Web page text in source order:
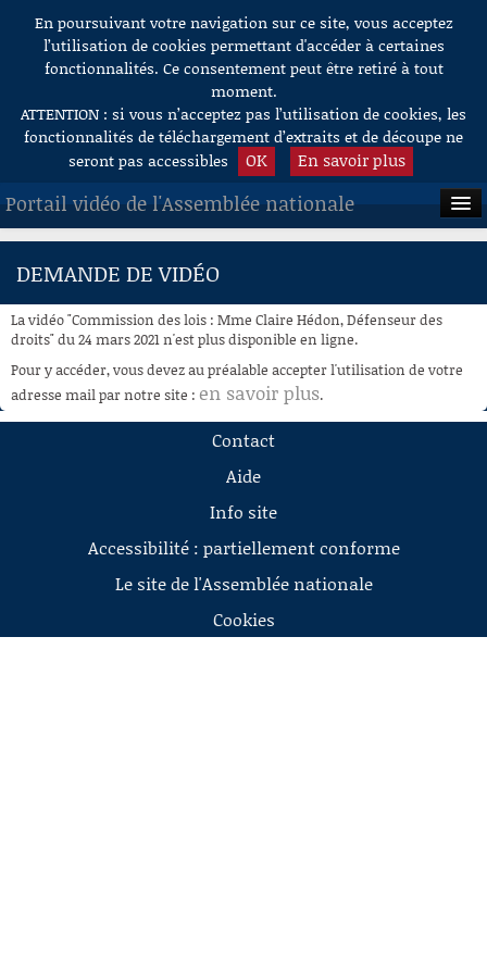
Aller au contenu
En poursuivant votre navigation sur ce site, vous acceptez
l’utilisation de cookies permettant d'accéder à certaines
fonctionnalités. Ce consentement peut être retiré à tout
moment.
ATTENTION : si vous n’acceptez pas l’utilisation de cookies, les
fonctionnalités de téléchargement d’extraits et de découpe ne
seront pas accessibles
OK En savoir plus
Portail vidéo de l'Assemblée nationale
ACCUEIL
À LA DEMANDE
RECHERCHE
AIDE À LA DÉCOUPE
DEMANDE DE VIDÉO
La vidéo "Commission des lois : Mme Claire Hédon, Défenseur des
droits" du 24 mars 2021 n'est plus disponible en ligne.
Pour y accéder, vous devez au préalable accepter l'utilisation de votre
adresse mail par notre site : en savoir plus.
Contact
Aide
Info site
Accessibilité : partiellement conforme
Le site de l'Assemblée nationale
Cookies